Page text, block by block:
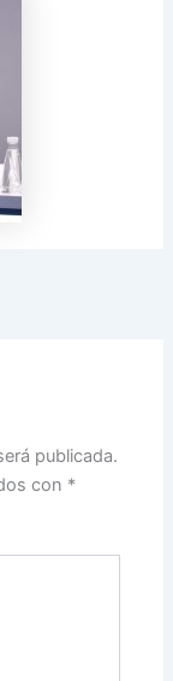
publicada.
con *